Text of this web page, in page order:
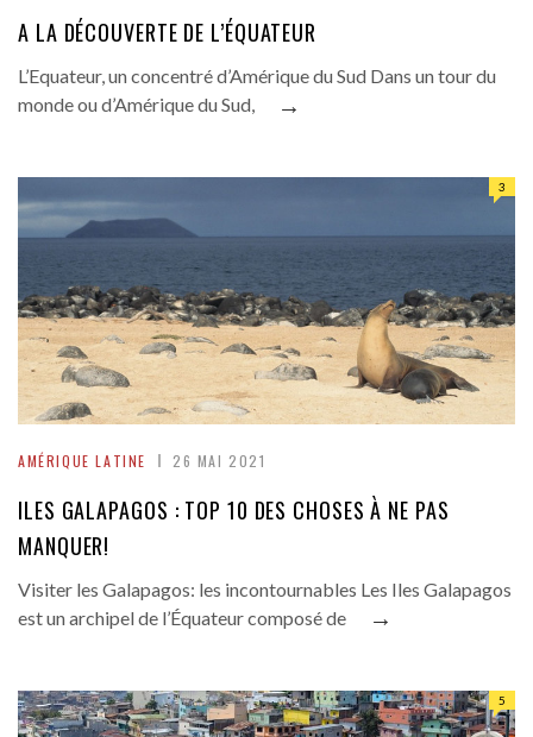
A LA DÉCOUVERTE DE L’ÉQUATEUR
L’Equateur, un concentré d’Amérique du Sud Dans un tour du
monde ou d’Amérique du Sud,
→
AMÉRIQUE LATINE 26 MAI 2021
3
ILES GALAPAGOS : TOP 10 DES CHOSES À NE PAS
MANQUER!
Visiter les Galapagos: les incontournables Les Iles Galapagos
est un archipel de l’Équateur composé de
→
5